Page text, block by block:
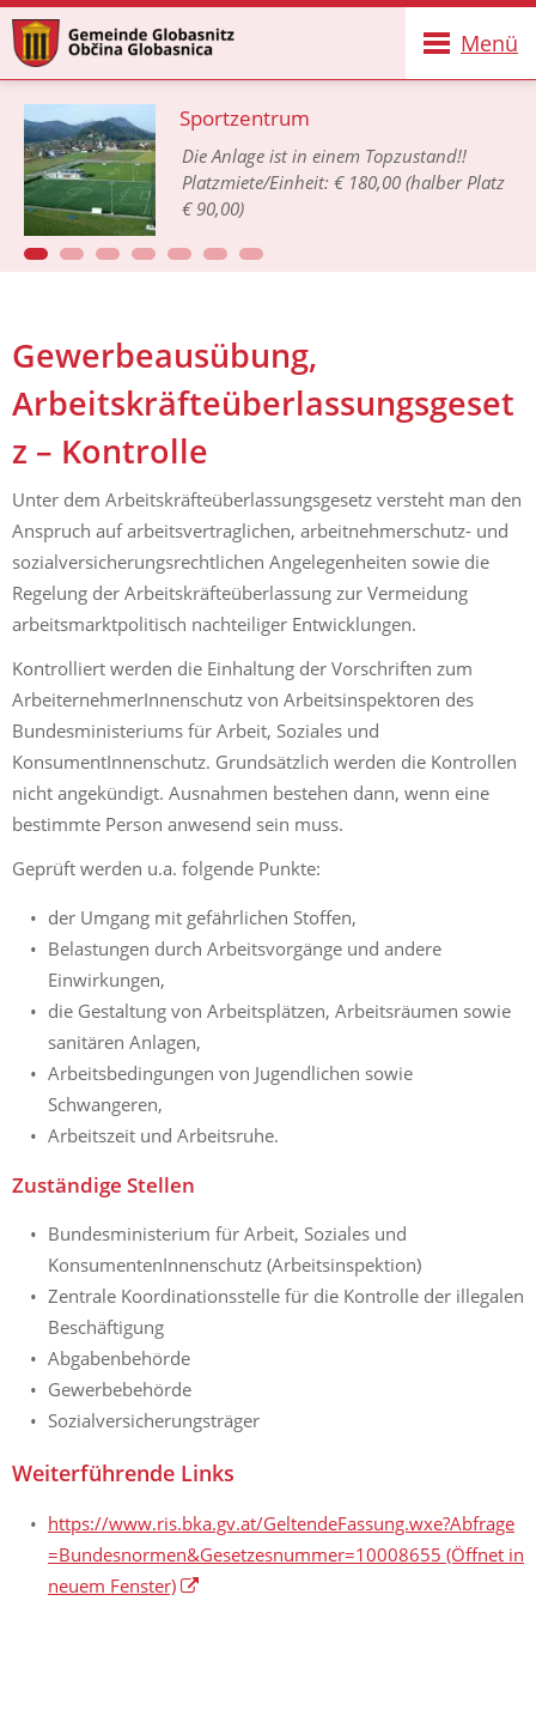
Menü
Sportzentrum
Die Anlage ist in einem Topzustand!!
Platzmiete/Einheit: € 180,00 (halber Platz
€ 90,00)
Gewerbeausübung,
Arbeitskräfteüberlassungsgeset
z – Kontrolle
Unter dem Arbeitskräfteüberlassungsgesetz versteht man den
Anspruch auf arbeitsvertraglichen, arbeitnehmerschutz- und
sozialversicherungsrechtlichen Angelegenheiten sowie die
Regelung der Arbeitskräfteüberlassung zur Vermeidung
arbeitsmarktpolitisch nachteiliger Entwicklungen.
Kontrolliert werden die Einhaltung der Vorschriften zum
ArbeiternehmerInnenschutz von Arbeitsinspektoren des
Bundesministeriums für Arbeit, Soziales und
KonsumentInnenschutz. Grundsätzlich werden die Kontrollen
nicht angekündigt. Ausnahmen bestehen dann, wenn eine
bestimmte Person anwesend sein muss.
Geprüft werden u.a. folgende Punkte:
der Umgang mit gefährlichen Stoffen,
Belastungen durch Arbeitsvorgänge und andere
Einwirkungen,
die Gestaltung von Arbeitsplätzen, Arbeitsräumen sowie
sanitären Anlagen,
Arbeitsbedingungen von Jugendlichen sowie
Schwangeren,
Arbeitszeit und Arbeitsruhe.
Zuständige Stellen
Bundesministerium für Arbeit, Soziales und
KonsumentenInnenschutz (Arbeitsinspektion)
Zentrale Koordinationsstelle für die Kontrolle der illegalen
Beschäftigung
Abgabenbehörde
Gewerbebehörde
Sozialversicherungsträger
Weiterführende Links
https://www.ris.bka.gv.at/GeltendeFassung.wxe?Abfrage
=Bundesnormen&Gesetzesnummer=10008655 (Öffnet in
neuem Fenster)